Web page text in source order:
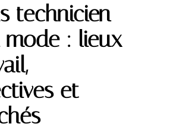
technicien
mode : lieux
et